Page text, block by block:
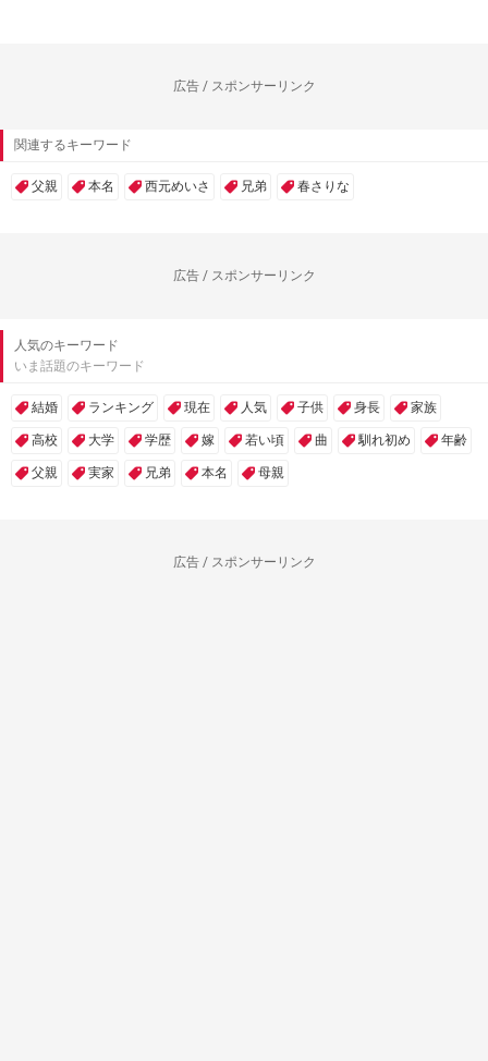
広告 / スポンサーリンク
関連するキーワード
父親 本名 西元めいさ 兄弟 春さりな
広告 / スポンサーリンク
人気のキーワード
いま話題のキーワード
結婚 ランキング 現在 人気 子供 身長 家族
高校 大学 学歴 嫁 若い頃 曲 馴れ初め 年齢
父親 実家 兄弟 本名 母親
広告 / スポンサーリンク